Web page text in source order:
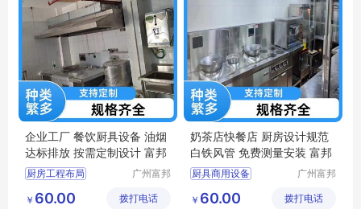
企业工厂 餐饮厨具设备 油烟
达标排放 按需定制设计 富邦
厨房工程布局
单位厨房工程
广州富邦
工程有限
￥ 60.00 拨打电话
奶茶店快餐店 厨房设计规范
白铁风管 免费测量安装 富邦
厨具商用设备
厨房不锈钢定做
广州富邦
工程有限
￥ 60.00 拨打电话